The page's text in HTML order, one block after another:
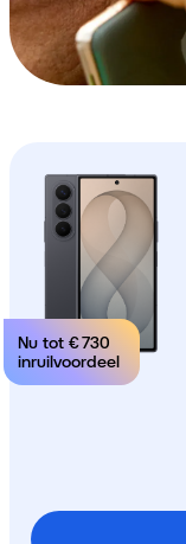
Nu tot € 730
inruilvoordeel